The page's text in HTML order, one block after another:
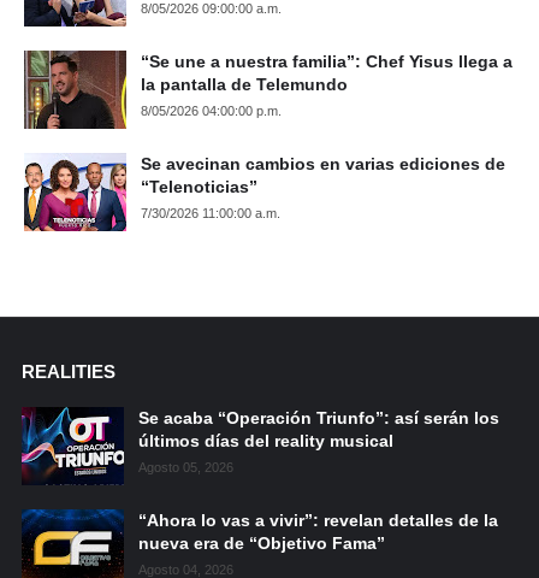
8/05/2026 09:00:00 a.m.
“Se une a nuestra familia”: Chef Yisus llega a
la pantalla de Telemundo
8/05/2026 04:00:00 p.m.
Se avecinan cambios en varias ediciones de
“Telenoticias”
7/30/2026 11:00:00 a.m.
REALITIES
Se acaba “Operación Triunfo”: así serán los
últimos días del reality musical
Agosto 05, 2026
“Ahora lo vas a vivir”: revelan detalles de la
nueva era de “Objetivo Fama”
Agosto 04, 2026